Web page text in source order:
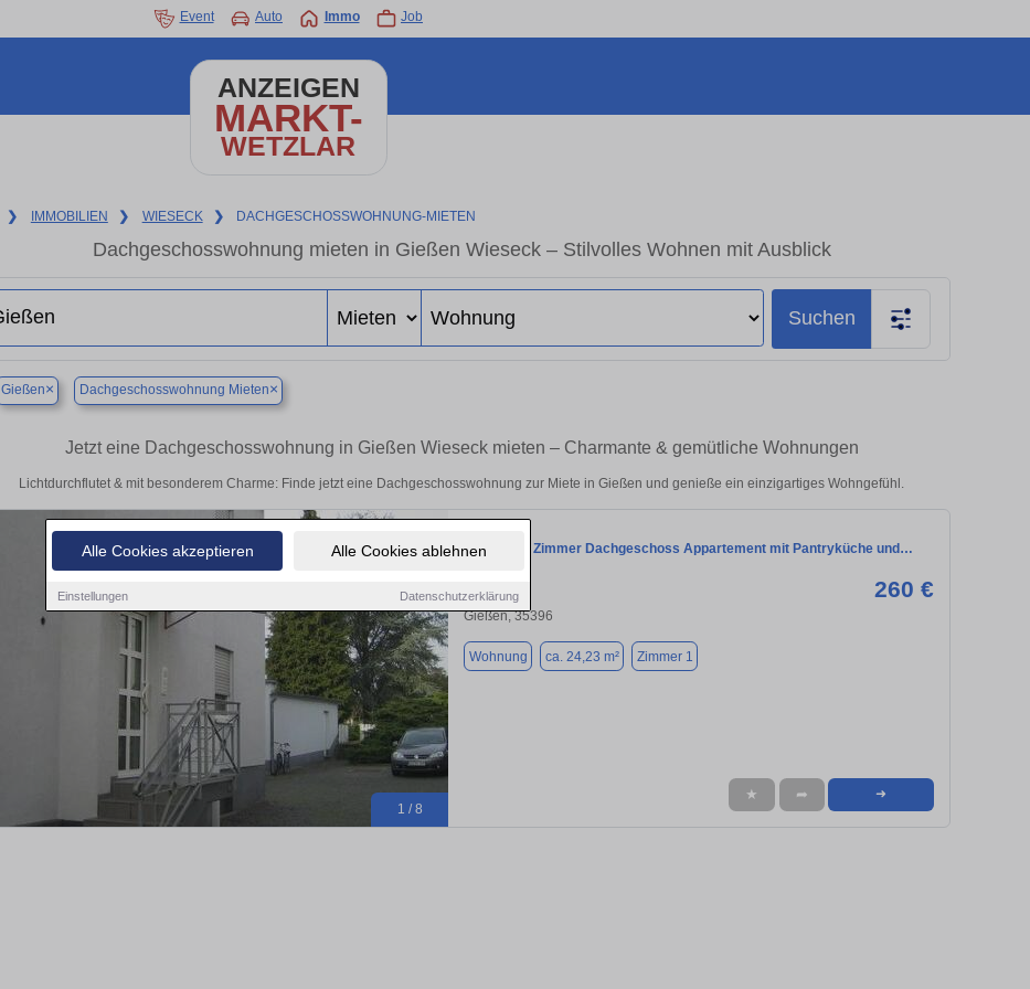
Alle Cookies akzeptieren Alle Cookies ablehnen
Einstellungen Datenschutzerklärung
Event Auto Immo Job
ANZEIGEN
MARKT-
WETZLAR
❯ IMMOBILIEN ❯ WIESECK ❯ DACHGESCHOSSWOHNUNG-MIETEN
Dachgeschosswohnung mieten in Gießen Wieseck – Stilvolles Wohnen mit Ausblick
Suchen
Gießen× Dachgeschosswohnung Mieten×
Jetzt eine Dachgeschosswohnung in Gießen Wieseck mieten – Charmante & gemütliche Wohnungen
Lichtdurchflutet & mit besonderem Charme: Finde jetzt eine Dachgeschosswohnung zur Miete in Gießen und genieße ein einzigartiges Wohngefühl.
1 / 8
Schönes 1 Zimmer Dachgeschoss Appartement mit Pantryküche und…
260 €
Gießen, 35396
Wohnung ca. 24,23 m² Zimmer 1
★ ➦ ➜